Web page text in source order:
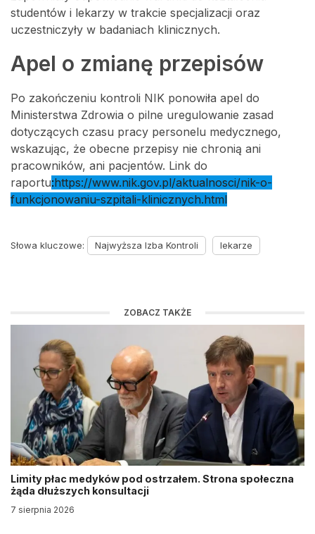
studentów i lekarzy w trakcie specjalizacji oraz
uczestniczyły w badaniach klinicznych.
Apel o zmianę przepisów
Po zakończeniu kontroli NIK ponowiła apel do
Ministerstwa Zdrowia o pilne uregulowanie zasad
dotyczących czasu pracy personelu medycznego,
wskazując, że obecne przepisy nie chronią ani
pracowników, ani pacjentów. Link do
raportu:https://www.nik.gov.pl/aktualnosci/nik-o-
funkcjonowaniu-szpitali-klinicznych.html
Słowa kluczowe: Najwyższa Izba Kontroli lekarze
ZOBACZ TAKŻE
Limity płac medyków pod ostrzałem. Strona społeczna
żąda dłuższych konsultacji
7 sierpnia 2026